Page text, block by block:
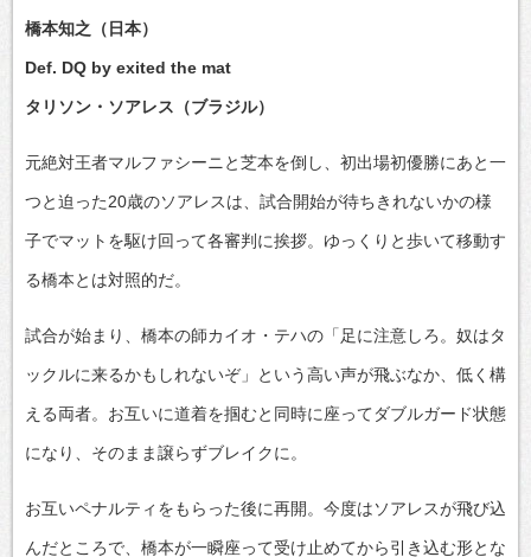
橋本知之（日本）
Def. DQ by exited the mat
タリソン・ソアレス（ブラジル）
元絶対王者マルファシーニと芝本を倒し、初出場初優勝にあと一
つと迫った20歳のソアレスは、試合開始が待ちきれないかの様
子でマットを駆け回って各審判に挨拶。ゆっくりと歩いて移動す
る橋本とは対照的だ。
試合が始まり、橋本の師カイオ・テハの「足に注意しろ。奴はタ
ックルに来るかもしれないぞ」という高い声が飛ぶなか、低く構
える両者。お互いに道着を掴むと同時に座ってダブルガード状態
になり、そのまま譲らずブレイクに。
お互いペナルティをもらった後に再開。今度はソアレスが飛び込
んだところで、橋本が一瞬座って受け止めてから引き込む形とな